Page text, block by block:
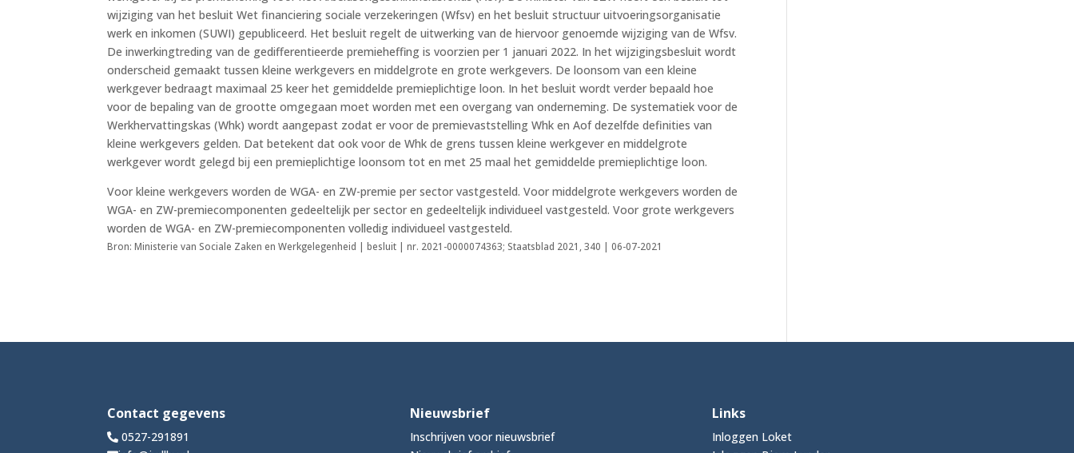
wijziging van het besluit Wet financiering sociale verzekeringen (Wfsv) en het besluit structuur uitvoeringsorganisatie
werk en inkomen (SUWI) gepubliceerd. Het besluit regelt de uitwerking van de hiervoor genoemde wijziging van de Wfsv.
De inwerkingtreding van de gedifferentieerde premieheffing is voorzien per 1 januari 2022. In het wijzigingsbesluit wordt
onderscheid gemaakt tussen kleine werkgevers en middelgrote en grote werkgevers. De loonsom van een kleine
werkgever bedraagt maximaal 25 keer het gemiddelde premieplichtige loon. In het besluit wordt verder bepaald hoe
voor de bepaling van de grootte omgegaan moet worden met een overgang van onderneming. De systematiek voor de
Werkhervattingskas (Whk) wordt aangepast zodat er voor de premievaststelling Whk en Aof dezelfde definities van
kleine werkgevers gelden. Dat betekent dat ook voor de Whk de grens tussen kleine werkgever en middelgrote
werkgever wordt gelegd bij een premieplichtige loonsom tot en met 25 maal het gemiddelde premieplichtige loon.
Voor kleine werkgevers worden de WGA- en ZW-premie per sector vastgesteld. Voor middelgrote werkgevers worden de
WGA- en ZW-premiecomponenten gedeeltelijk per sector en gedeeltelijk individueel vastgesteld. Voor grote werkgevers
worden de WGA- en ZW-premiecomponenten volledig individueel vastgesteld.
Bron: Ministerie van Sociale Zaken en Werkgelegenheid | besluit | nr. 2021-0000074363; Staatsblad 2021, 340 | 06-07-2021
Contact gegevens
0527-291891
Nieuwsbrief
Inschrijven voor nieuwsbrief
Links
Inloggen Loket